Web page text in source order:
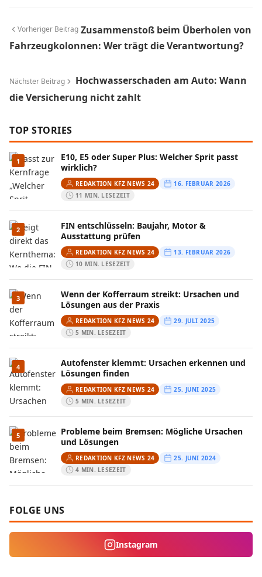
Vorheriger Beitrag Zusammenstoß beim Überholen von
Fahrzeugkolonnen: Wer trägt die Verantwortung?
Nächster Beitrag
Hochwasserschaden am Auto: Wann
die Versicherung nicht zahlt
TOP STORIES
1
E10, E5 oder Super Plus: Welcher Sprit passt
wirklich?
REDAKTION KFZ NEWS 24
16. FEBRUAR 2026
11 MIN. LESEZEIT
2
FIN entschlüsseln: Baujahr, Motor &
Ausstattung prüfen
REDAKTION KFZ NEWS 24
13. FEBRUAR 2026
10 MIN. LESEZEIT
3
Wenn der Kofferraum streikt: Ursachen und
Lösungen aus der Praxis
REDAKTION KFZ NEWS 24
29. JULI 2025
5 MIN. LESEZEIT
4
Autofenster klemmt: Ursachen erkennen und
Lösungen finden
REDAKTION KFZ NEWS 24
25. JUNI 2025
5 MIN. LESEZEIT
5
Probleme beim Bremsen: Mögliche Ursachen
und Lösungen
REDAKTION KFZ NEWS 24
25. JUNI 2024
4 MIN. LESEZEIT
FOLGE UNS
Instagram